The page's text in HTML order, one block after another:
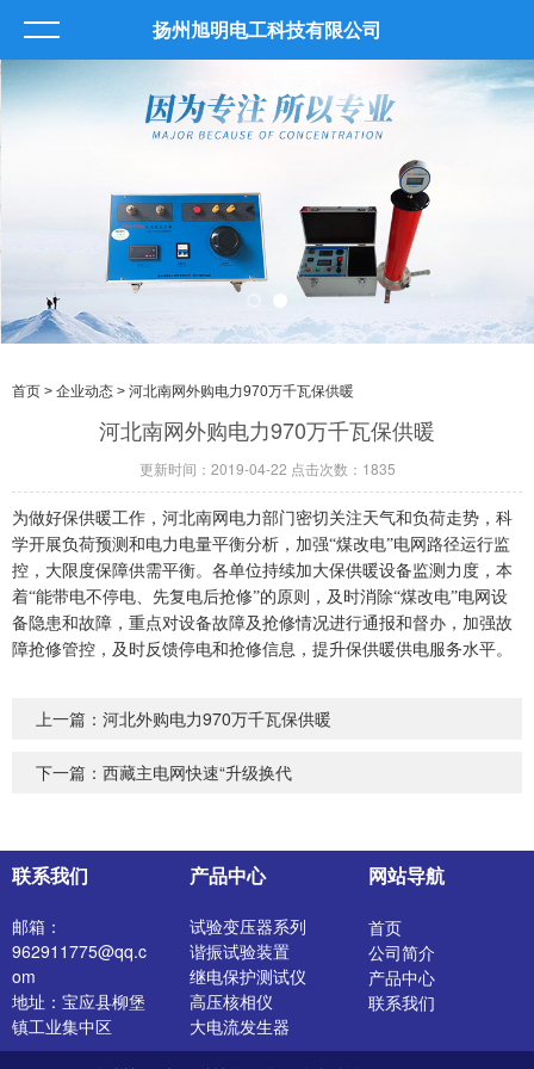
扬州旭明电工科技有限公司
首页 > 企业动态 > 河北南网外购电力970万千瓦保供暖
河北南网外购电力970万千瓦保供暖
更新时间：2019-04-22 点击次数：1835
为做好保供暖工作，河北南网电力部门密切关注天气和负荷走势，科
学开展负荷预测和电力电量平衡分析，加强“煤改电”电网路径运行监
控，大限度保障供需平衡。各单位持续加大保供暖设备监测力度，本
着“能带电不停电、先复电后抢修”的原则，及时消除“煤改电”电网设
备隐患和故障，重点对设备故障及抢修情况进行通报和督办，加强故
障抢修管控，及时反馈停电和抢修信息，提升保供暖供电服务水平。
上一篇： 河北外购电力970万千瓦保供暖
下一篇： 西藏主电网快速“升级换代
联系我们
邮箱：
962911775@qq.c
om
地址：宝应县柳堡
镇工业集中区
产品中心
试验变压器系列
谐振试验装置
继电保护测试仪
高压核相仪
大电流发生器
开关特性测试仪
网站导航
首页
公司简介
产品中心
联系我们